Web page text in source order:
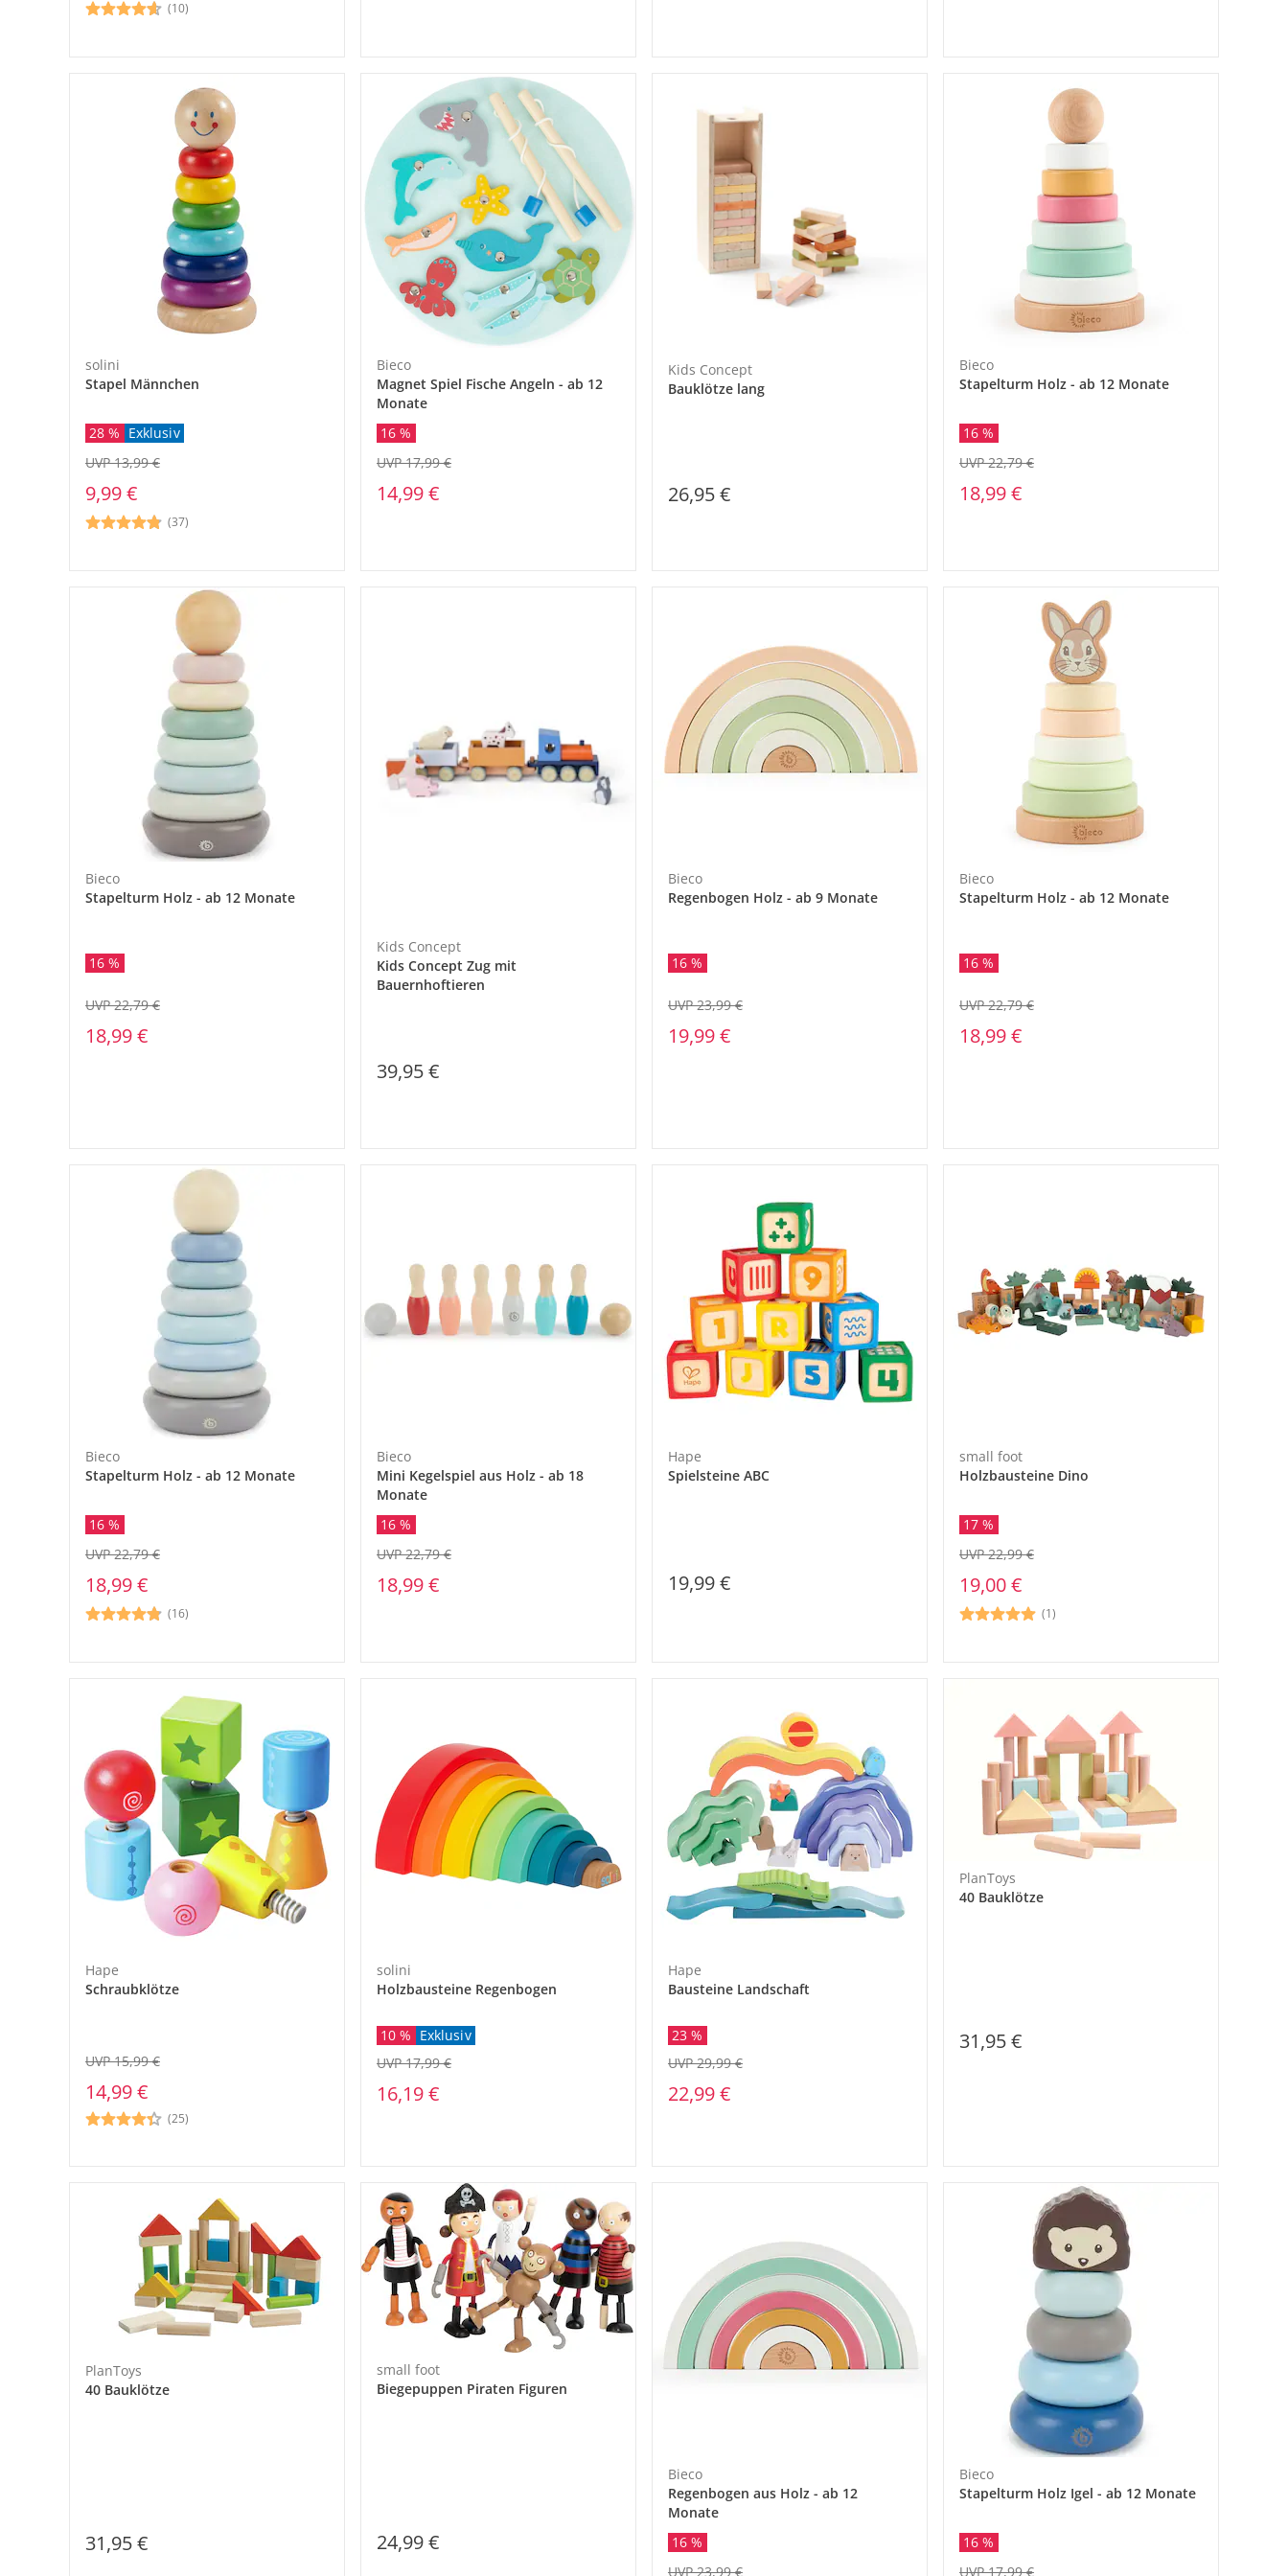
(10)
solini
Stapel Männchen
28 % Exklusiv
9,99 €
UVP 13,99 €
(37)
Bieco
Magnet Spiel Fische Angeln - ab 12
Monate
16 %
14,99 €
UVP 17,99 €
Kids Concept
Bauklötze lang
26,95 €
Bieco
Stapelturm Holz - ab 12 Monate
16 %
18,99 €
UVP 22,79 €
Bieco
Stapelturm Holz - ab 12 Monate
16 %
18,99 €
UVP 22,79 €
Kids Concept
Kids Concept Zug mit
Bauernhoftieren
39,95 €
Bieco
Regenbogen Holz - ab 9 Monate
16 %
19,99 €
UVP 23,99 €
Bieco
Stapelturm Holz - ab 12 Monate
16 %
18,99 €
UVP 22,79 €
Bieco
Stapelturm Holz - ab 12 Monate
16 %
18,99 €
UVP 22,79 €
(16)
Bieco
Mini Kegelspiel aus Holz - ab 18
Monate
16 %
18,99 €
UVP 22,79 €
Hape
Spielsteine ABC
19,99 €
small foot
Holzbausteine Dino
17 %
19,00 €
UVP 22,99 €
(1)
Hape
Schraubklötze
14,99 €
UVP 15,99 €
(25)
solini
Holzbausteine Regenbogen
10 % Exklusiv
16,19 €
UVP 17,99 €
Hape
Bausteine Landschaft
23 %
22,99 €
UVP 29,99 €
PlanToys
40 Bauklötze
31,95 €
PlanToys
40 Bauklötze
31,95 €
small foot
Biegepuppen Piraten Figuren
24,99 €
Bieco
Regenbogen aus Holz - ab 12
Monate
16 %
UVP 23,99 €
Bieco
Stapelturm Holz Igel - ab 12 Monate
16 %
UVP 17,99 €